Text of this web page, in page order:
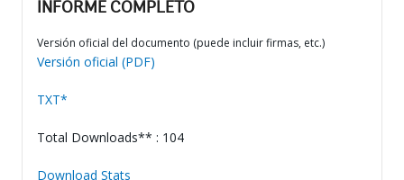
INFORME COMPLETO
Versión oficial del documento (puede incluir firmas, etc.)
Versión oficial (PDF)
TXT*
Total Downloads** : 104
Download Stats